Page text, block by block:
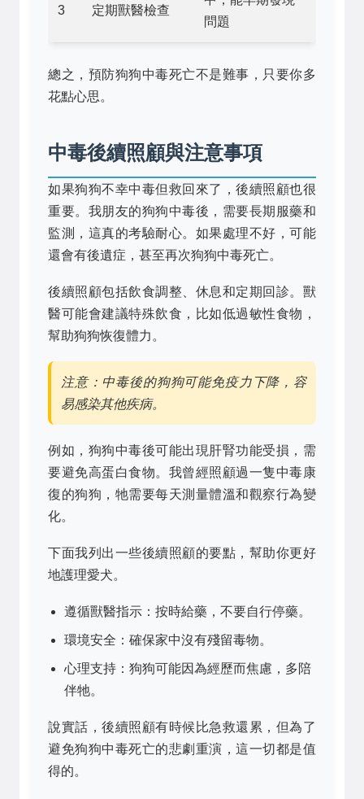
3 定期獸醫檢查
問題
總之，預防狗狗中毒死亡不是難事，只要你多
花點心思。
中毒後續照顧與注意事項
如果狗狗不幸中毒但救回來了，後續照顧也很
重要。我朋友的狗狗中毒後，需要長期服藥和
監測，這真的考驗耐心。如果處理不好，可能
還會有後遺症，甚至再次狗狗中毒死亡。
後續照顧包括飲食調整、休息和定期回診。獸
醫可能會建議特殊飲食，比如低過敏性食物，
幫助狗狗恢復體力。
注意：中毒後的狗狗可能免疫力下降，容
易感染其他疾病。
例如，狗狗中毒後可能出現肝腎功能受損，需
要避免高蛋白食物。我曾經照顧過一隻中毒康
復的狗狗，牠需要每天測量體溫和觀察行為變
化。
下面我列出一些後續照顧的要點，幫助你更好
地護理愛犬。
遵循獸醫指示：按時給藥，不要自行停藥。
環境安全：確保家中沒有殘留毒物。
心理支持：狗狗可能因為經歷而焦慮，多陪
伴牠。
說實話，後續照顧有時候比急救還累，但為了
避免狗狗中毒死亡的悲劇重演，這一切都是值
得的。